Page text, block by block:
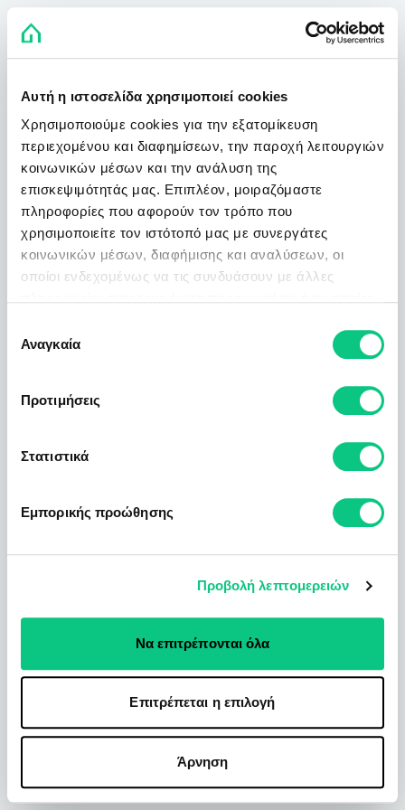
Αυτή η ιστοσελίδα χρησιμοποιεί cookies
Χρησιμοποιούμε cookies για την εξατομίκευση
περιεχομένου και διαφημίσεων, την παροχή λειτουργιών
κοινωνικών μέσων και την ανάλυση της
επισκεψιμότητάς μας. Επιπλέον, μοιραζόμαστε
πληροφορίες που αφορούν τον τρόπο που
χρησιμοποιείτε τον ιστότοπό μας με συνεργάτες
κοινωνικών μέσων, διαφήμισης και αναλύσεων, οι
οποίοι ενδεχομένως να τις συνδυάσουν με άλλες
των υπηρεσιών τους.
συγκατάθεσης
Αναγκαία
Προτιμήσεις
Στατιστικά
Εμπορικής προώθησης
Προβολή λεπτομερειών
Να επιτρέπονται όλα
Επιτρέπεται η επιλογή
Άρνηση